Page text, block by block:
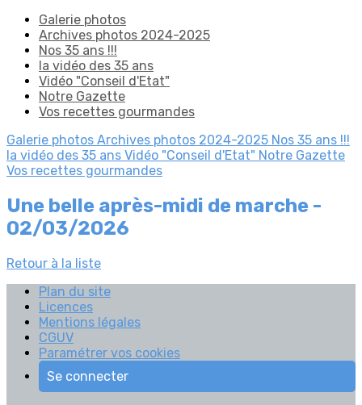
Galerie photos
Archives photos 2024-2025
Nos 35 ans !!!
la vidéo des 35 ans
Vidéo "Conseil d'Etat"
Notre Gazette
Vos recettes gourmandes
Galerie photos Archives photos 2024-2025 Nos 35 ans !!!
la vidéo des 35 ans Vidéo "Conseil d'Etat" Notre Gazette
Vos recettes gourmandes
Une belle après-midi de marche -
02/03/2026
Retour à la liste
Plan du site
Licences
Mentions légales
CGUV
Paramétrer vos cookies
Se connecter